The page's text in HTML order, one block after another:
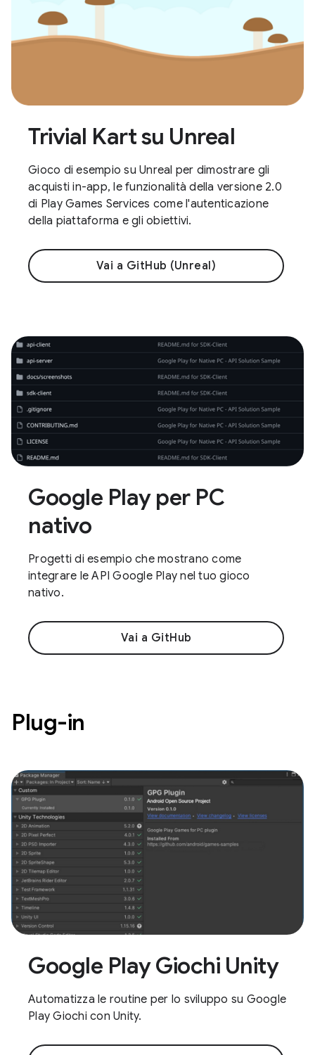
Trivial Kart su Unreal
Gioco di esempio su Unreal per dimostrare gli
acquisti in-app, le funzionalità della versione 2.0
di Play Games Services come l'autenticazione
della piattaforma e gli obiettivi.
Vai a GitHub (Unreal)
Google Play per PC
nativo
Progetti di esempio che mostrano come
integrare le API Google Play nel tuo gioco
nativo.
Vai a GitHub
Plug-in
Google Play Giochi Unity
Automatizza le routine per lo sviluppo su Google
Play Giochi con Unity.